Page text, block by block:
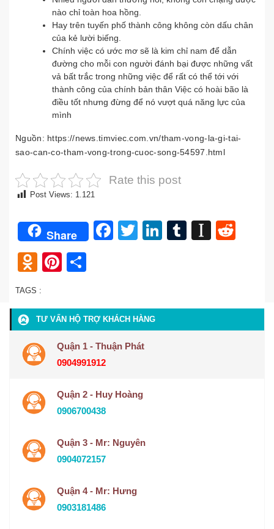
nào chỉ toàn hoa hồng.
Hay trên tuyến phố thành công không còn dấu chân
của kẻ lười biếng.
Chính việc có ước mơ sẽ là kim chỉ nam để dẫn
đường cho mỗi con người đánh bại được những vất
vả bất trắc trong những việc để rất có thể tới với
thành công của chính bản thân Việc có hoài bão là
điều tốt nhưng đừng để nó vượt quá năng lực của
mình
Nguồn: https://news.timviec.com.vn/tham-vong-la-gi-tai-
sao-can-co-tham-vong-trong-cuoc-song-54597.html
Rate this post
Post Views: 1.121
Share Facebook
TwitterLinkedIn
Tumblr
Odnoklassniki
Pinterest
TAGS :
TƯ VẤN HỘ TRỢ KHÁCH HÀNG
Quận 1 - Thuận Phát
0904991912
Quận 2 - Huy Hoàng
0906700438
Quận 3 - Mr: Nguyên
0904072157
Quận 4 - Mr: Hưng
0903181486